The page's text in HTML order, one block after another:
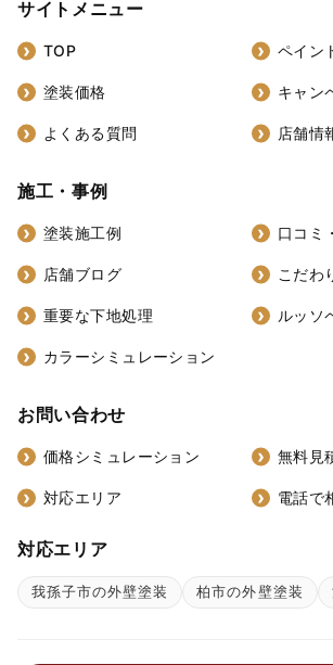
サイトメニュー
TOP ペイン
塗装価格 キャン
よくある質問 店舗情
施工・事例
塗装施工例 口コミ
店舗ブログ こだわ
重要な下地処理 ルッソ
カラーシミュレーション
お問い合わせ
価格シミュレーション 無料見
対応エリア 電話で
対応エリア
我孫子市の外壁塗装 柏市の外壁塗装